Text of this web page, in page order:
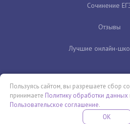
Сочинение
Отзывы
Лучшие онлайн-
Бесплатная летняя школа
Пользуясь сайтом, вы разрешаете сбор
принимаете Политику обработки данных
Пользовательское соглашение.
OK